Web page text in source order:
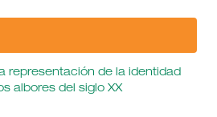
representación de la identidad
albores del siglo XX